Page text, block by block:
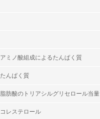
アミノ酸組成によるたんぱく質
たんぱく質
脂肪酸のトリアシルグリセロール当量
コレステロール